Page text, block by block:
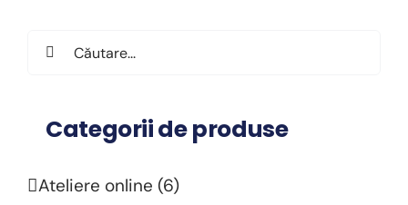
Search
Categorii de produse
Ateliere online (6)